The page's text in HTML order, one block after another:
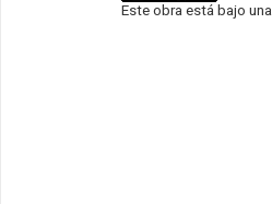
Este obra está bajo una